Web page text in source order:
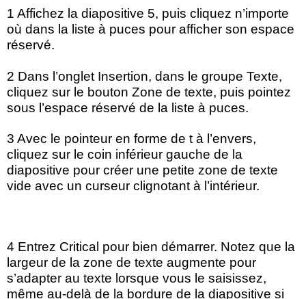
1 Affichez la diapositive 5, puis cliquez n’importe
où dans la liste à puces pour afficher son espace
réservé.
2 Dans l’onglet Insertion, dans le groupe Texte,
cliquez sur le bouton Zone de texte, puis pointez
sous l’espace réservé de la liste à puces.
3 Avec le pointeur en forme de t à l’envers,
cliquez sur le coin inférieur gauche de la
diapositive pour créer une petite zone de texte
vide avec un curseur clignotant à l’intérieur.
4 Entrez Critical pour bien démarrer. Notez que la
largeur de la zone de texte augmente pour
s’adapter au texte lorsque vous le saisissez,
même au-delà de la bordure de la diapositive si